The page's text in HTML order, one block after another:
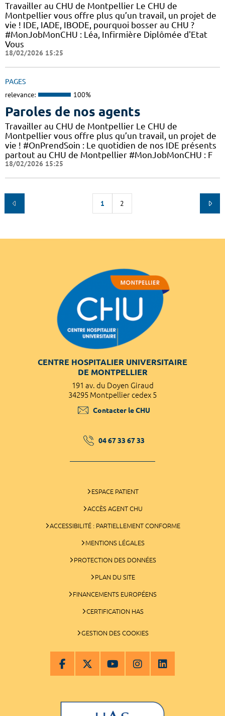
Travailler au CHU de Montpellier Le CHU de
Montpellier vous offre plus qu’un travail, un projet de
vie ! IDE, IADE, IBODE, pourquoi bosser au CHU ?
#MonJobMonCHU : Léa, Infirmière Diplômée d'Etat
Vous
18/02/2026 15:25
PAGES
relevance: 100%
Paroles de nos agents
Travailler au CHU de Montpellier Le CHU de
Montpellier vous offre plus qu’un travail, un projet de
vie ! #OnPrendSoin : Le quotidien de nos IDE présents
partout au CHU de Montpellier #MonJobMonCHU : F
18/02/2026 15:25
1 2
CENTRE HOSPITALIER UNIVERSITAIRE
DE MONTPELLIER
191 av. du Doyen Giraud
34295 Montpellier cedex 5
Contacter le CHU
04 67 33 67 33
ESPACE PATIENT
ACCÈS AGENT CHU
ACCESSIBILITÉ : PARTIELLEMENT CONFORME
MENTIONS LÉGALES
PROTECTION DES DONNÉES
PLAN DU SITE
FINANCEMENTS EUROPÉENS
CERTIFICATION HAS
GESTION DES COOKIES